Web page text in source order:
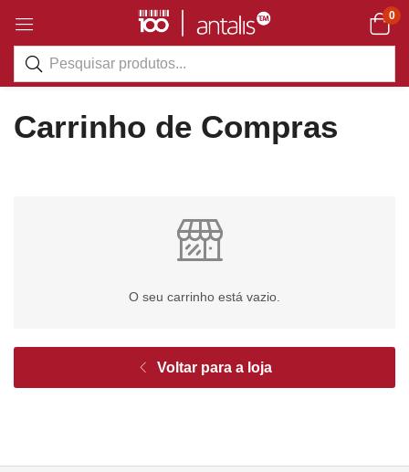
0
Carrinho de Compras
O seu carrinho está vazio.
Voltar para a loja